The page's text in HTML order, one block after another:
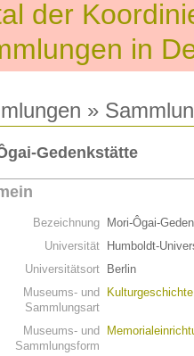
der
in
»
Gedenkstätte
Bezeichnung
Mori-Ôgai-
Universität
Humboldt-
Universitätsort
Berlin
Museums- und
Sammlungsart
Museums- und
Sammlungsform